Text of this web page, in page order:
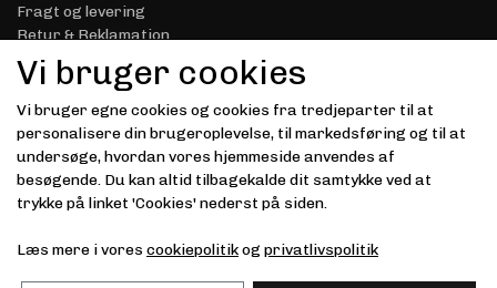
Fragt og levering
Retur & Reklamation
Handelsbetingelser
Datasikkerhed & Privatliv
Gavekort
Om Driver.dk
Kunde login
Modtag vores nyhedsbrev via e-mail
Vi bruger cookies
Vi bruger egne cookies og cookies fra tredjeparter til at
personalisere din brugeroplevelse, til markedsføring og til at
undersøge, hvordan vores hjemmeside anvendes af
besøgende. Du kan altid tilbagekalde dit samtykke ved at
trykke på linket 'Cookies' nederst på siden.
Læs mere i vores cookiepolitikog privatlivspolitik